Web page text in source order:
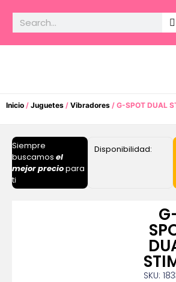
Inicio / Juguetes / Vibradores / G-SPOT DUAL
Siempre
buscamos el
mejor preciopara
ti
Disponibilidad:
SKU: